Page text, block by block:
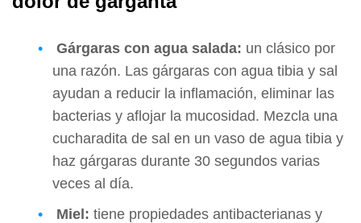
Gárgaras con agua salada: un clásico por
una razón. Las gárgaras con agua tibia y sal
ayudan a reducir la inflamación, eliminar las
bacterias y aflojar la mucosidad. Mezcla una
cucharadita de sal en un vaso de agua tibia y
haz gárgaras durante 30 segundos varias
veces al día.
Miel: tiene propiedades antibacterianas y